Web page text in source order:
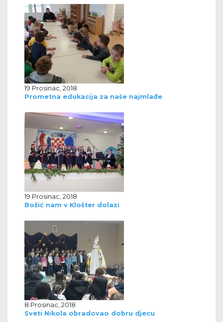
19 Prosinac, 2018
Prometna edukacija za naše najmlađe
19 Prosinac, 2018
Božić nam v Klošter dolazi
8 Prosinac, 2018
Sveti Nikola obradovao dobru djecu